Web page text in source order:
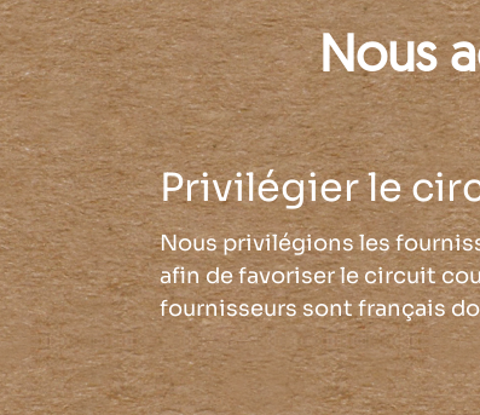
Nous
Privilégier le
Nous privilégions les
afin de favoriser le circuit
fournisseurs sont français